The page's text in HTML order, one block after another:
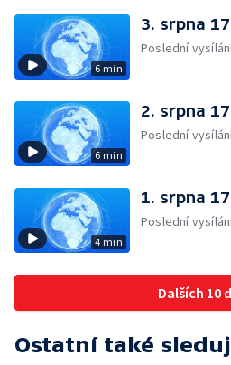
6 min
3. srpna
Poslední
6 min
2. srpna
Poslední
4 min
1. srpna
Poslední
Dalších 10
Ostatní také